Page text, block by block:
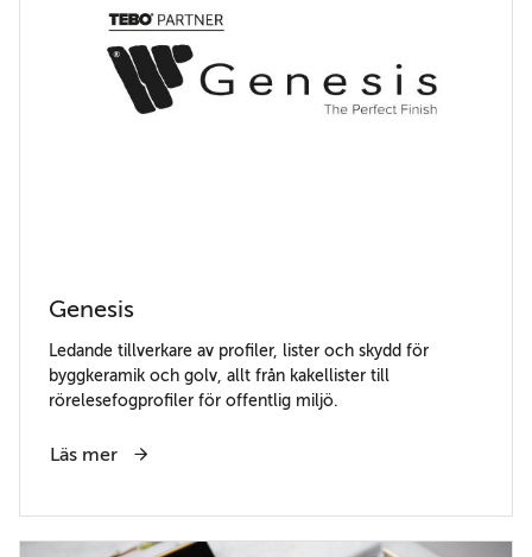
Genesis
Ledande tillverkare av profiler, lister och skydd för
byggkeramik och golv, allt från kakellister till
rörelesefogprofiler för offentlig miljö.
Läs mer